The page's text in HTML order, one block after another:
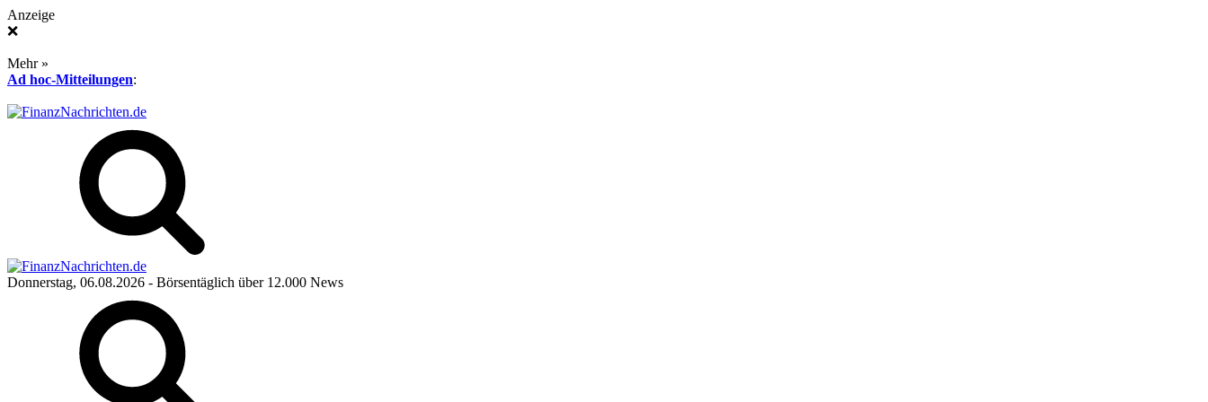
Anzeige
❌
Mehr »
Ad hoc-Mitteilungen:
Donnerstag, 06.08.2026 - Börsentäglich über 12.000 News